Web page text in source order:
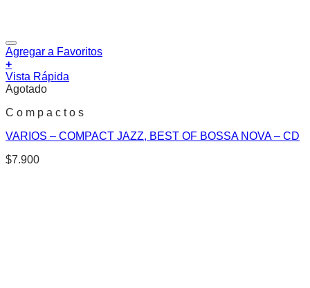
Agregar a Favoritos
+
Vista Rápida
Agotado
C o m p a c t o s
VARIOS – COMPACT JAZZ, BEST OF BOSSA NOVA – CD
$7.900